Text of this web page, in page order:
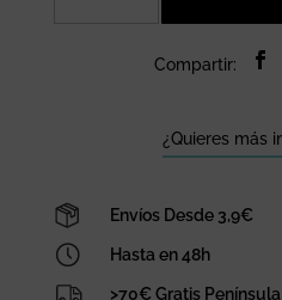
Compartir:
¿Quieres más
Envíos Desde 3,9€
Hasta en 48h
>70€ Gratis Península